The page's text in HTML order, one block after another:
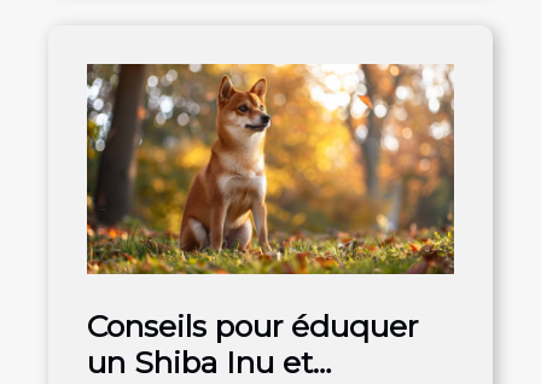
Conseils pour éduquer
un Shiba Inu et